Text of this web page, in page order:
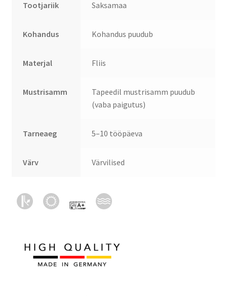
Tootjariik Saksamaa
Kohandus Kohandus puudub
Materjal Fliis
Mustrisamm
Tapeedil mustrisamm puudub
(vaba paigutus)
Tarneaeg 5–10 tööpäeva
Värv Värvilised